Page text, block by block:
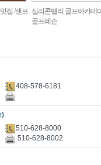
집 /샌프 실리콘밸리 골프아카데
골프레슨
408-578-6181
510-628-8000
510-628-8002